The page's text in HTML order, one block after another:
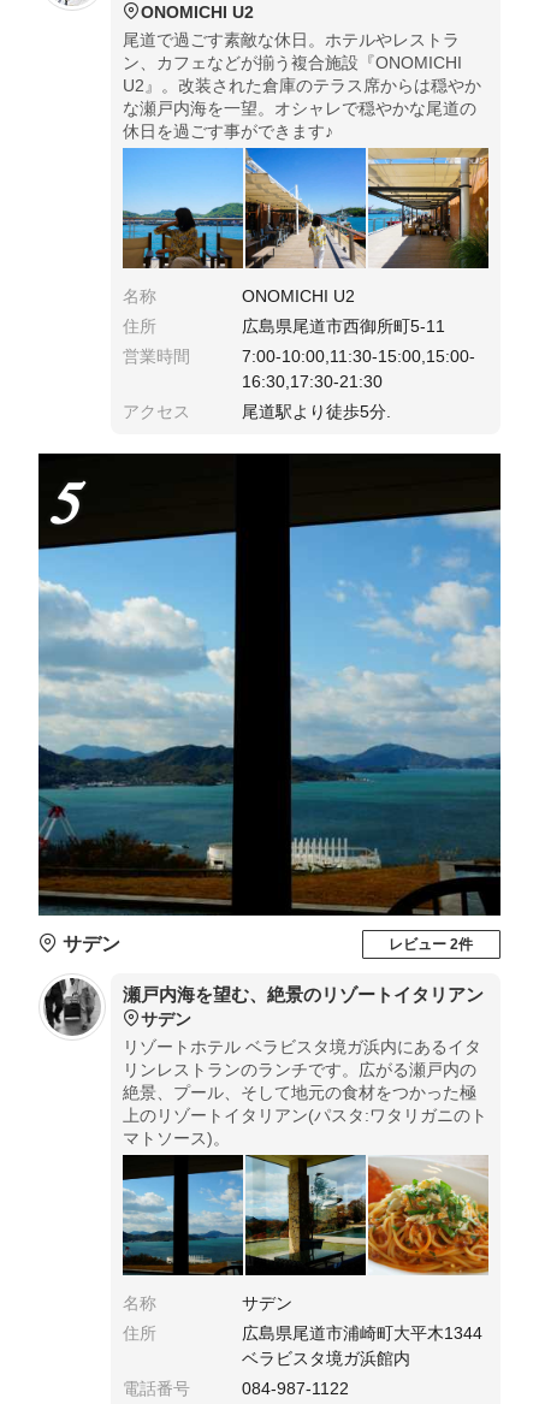
ONOMICHI U2
尾道で過ごす素敵な休日。ホテルやレストラ
ン、カフェなどが揃う複合施設『ONOMICHI
U2』。改装された倉庫のテラス席からは穏やか
な瀬戸内海を一望。オシャレで穏やかな尾道の
休日を過ごす事ができます♪
名称
ONOMICHI U2
住所
広島県尾道市西御所町5-11
営業時間
7:00-10:00,11:30-15:00,15:00-
16:30,17:30-21:30
アクセス
尾道駅より徒歩5分.
5
サデン レビュー 2件
瀬戸内海を望む、絶景のリゾートイタリアン
サデン
リゾートホテル ベラビスタ境ガ浜内にあるイタ
リンレストランのランチです。広がる瀬戸内の
絶景、プール、そして地元の食材をつかった極
上のリゾートイタリアン(パスタ:ワタリガニのト
マトソース)。
名称
サデン
住所
広島県尾道市浦崎町大平木1344
ベラビスタ境ガ浜館内
電話番号
084-987-1122